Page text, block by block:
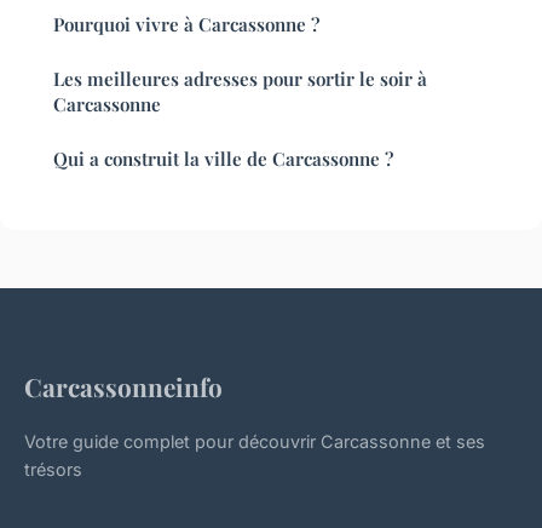
Pourquoi vivre à Carcassonne ?
Les meilleures adresses pour sortir le soir à
Carcassonne
Qui a construit la ville de Carcassonne ?
Carcassonneinfo
Votre guide complet pour découvrir Carcassonne et ses
trésors